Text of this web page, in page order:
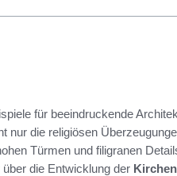
für beeindruckende
die religiösen
Türmen und filigranen
die Entwicklung der